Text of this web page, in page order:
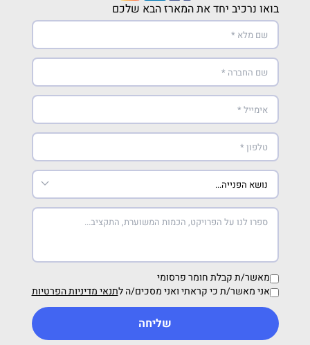
בואו נרכיב יחד את המארז הבא שלכם
מאשר/ת קבלת חומר פרסומי
אני מאשר/ת כי קראתי ואני מסכים/ה לתנאי מדיניות הפרטיות
שליחה